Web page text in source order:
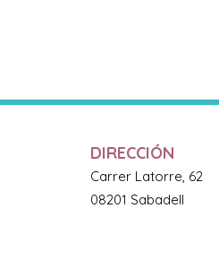
DIRECCIÓN
Carrer Latorre, 62
08201 Sabadell